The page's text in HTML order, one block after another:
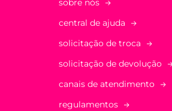
sobre nós
central de ajuda
solicitação de troca
solicitação de devolução
canais de atendimento
regulamentos